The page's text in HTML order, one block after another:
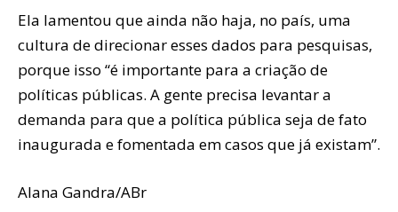
Ela lamentou que ainda não haja, no país, uma
cultura de direcionar esses dados para pesquisas,
porque isso “é importante para a criação de
políticas públicas. A gente precisa levantar a
demanda para que a política pública seja de fato
inaugurada e fomentada em casos que já existam”.
Alana Gandra/ABr